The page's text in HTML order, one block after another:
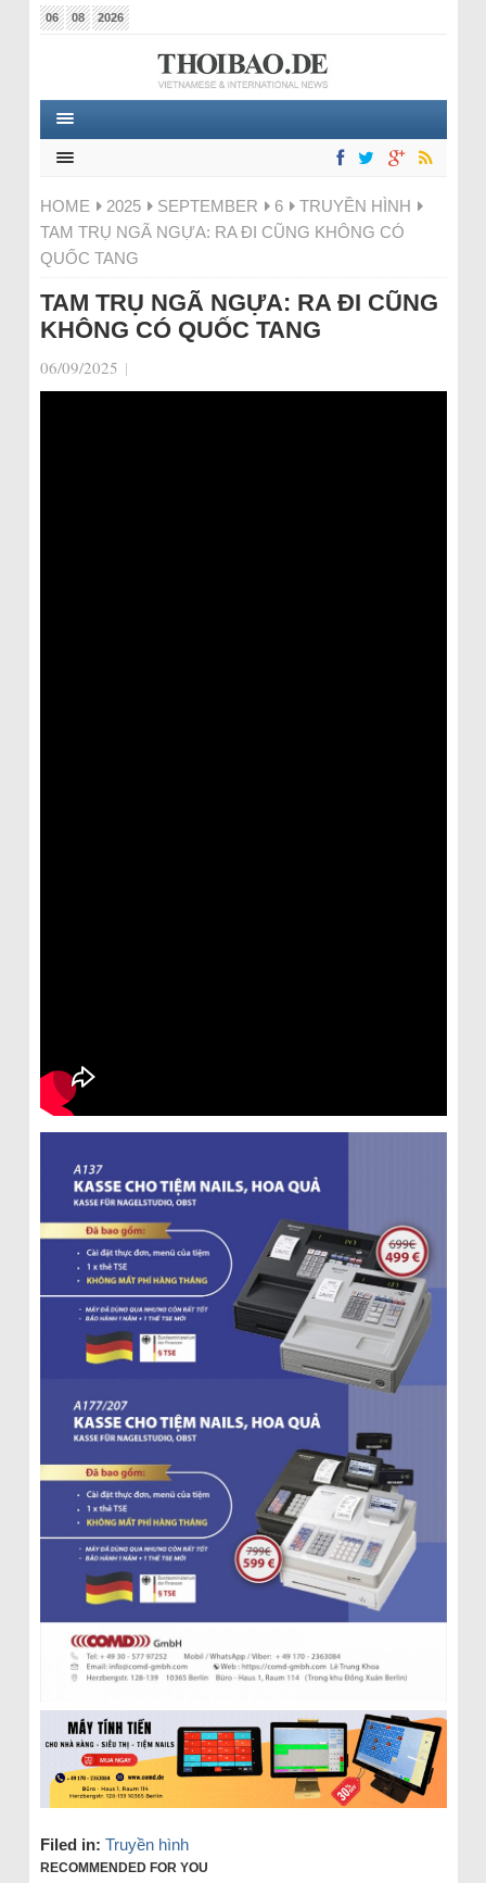
06 08 2026
HOME 2025 SEPTEMBER 6
TRUYỀN HÌNH
TAM TRỤ NGÃ NGỰA: RA ĐI CŨNG KHÔNG CÓ
QUỐC TANG
TAM TRỤ NGÃ NGỰA: RA ĐI CŨNG
KHÔNG CÓ QUỐC TANG
06/09/2025 |
Filed in: Truyền hình
RECOMMENDED FOR YOU